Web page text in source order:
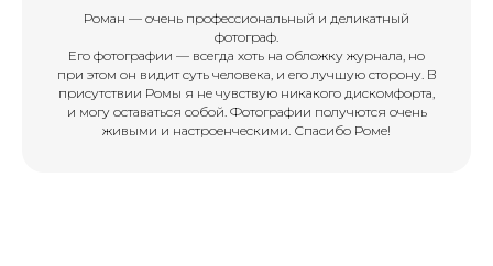
Роман — очень профессиональный и деликатный
фотограф.
Его фотографии — всегда хоть на обложку журнала, но
при этом он видит суть человека, и его лучшую сторону. В
присутствии Ромы я не чувствую никакого дискомфорта,
и могу оставаться собой. Фотографии получются очень
живыми и настроенческими. Спасибо Роме!